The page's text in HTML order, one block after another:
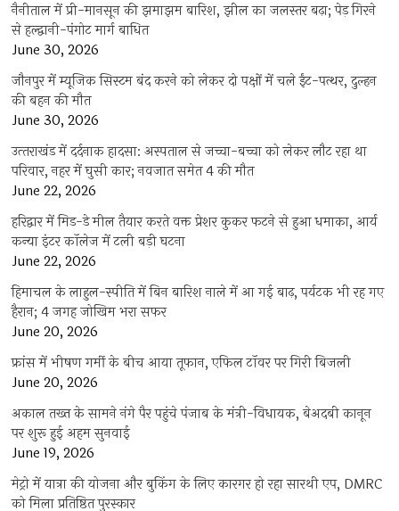
नैनीताल में प्री-मानसून की झमाझम बारिश, झील का जलस्तर बढ़ा; पेड़ गिरने
से हल्द्वानी-पंगोट मार्ग बाधित
June 30, 2026
जौनपुर में म्यूजिक सिस्टम बंद करने को लेकर दो पक्षों में चले ईंट-पत्थर, दुल्हन
की बहन की मौत
June 30, 2026
उत्‍तराखंड में दर्दनाक हादसा: अस्पताल से जच्चा-बच्चा को लेकर लौट रहा था
परिवार, नहर में घुसी कार; नवजात समेत 4 की मौत
June 22, 2026
हरिद्वार में मिड-डे मील तैयार करते वक्त प्रेशर कुकर फटने से हुआ धमाका, आर्य
कन्या इंटर कॉलेज में टली बड़ी घटना
June 22, 2026
हिमाचल के लाहुल-स्पीति में बिन बारिश नाले में आ गई बाढ़, पर्यटक भी रह गए
हैरान; 4 जगह जोखिम भरा सफर
June 20, 2026
फ्रांस में भीषण गर्मी के बीच आया तूफान, एफिल टॉवर पर गिरी बिजली
June 20, 2026
अकाल तख्त के सामने नंगे पैर पहुंचे पंजाब के मंत्री-विधायक, बेअदबी कानून
पर शुरू हुई अहम सुनवाई
June 19, 2026
मेट्रो में यात्रा की योजना और बुकिंग के लिए कारगर हो रहा सारथी एप, DMRC
को मिला प्रतिष्ठित पुरस्कार